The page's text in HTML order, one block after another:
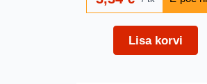
Lisa korvi